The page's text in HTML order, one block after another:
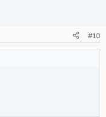
#10